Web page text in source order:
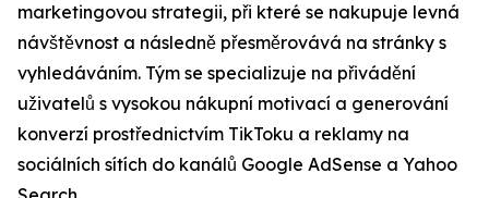
marketingovou strategii, při které se nakupuje levná
návštěvnost a následně přesměrovává na stránky s
vyhledáváním. Tým se specializuje na přivádění
uživatelů s vysokou nákupní motivací a generování
konverzí prostřednictvím TikToku a reklamy na
sociálních sítích do kanálů Google AdSense a Yahoo